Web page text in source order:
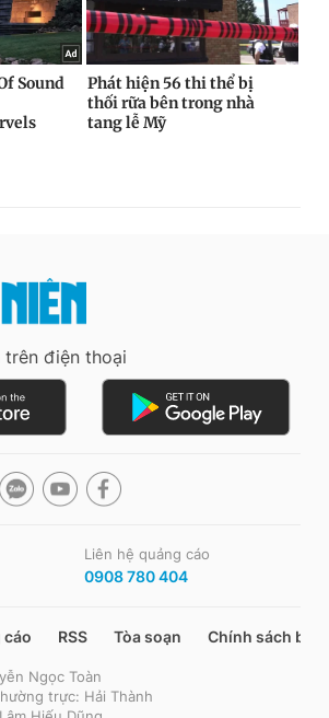
điện thoại
Liên hệ quảng cáo
0908 780 404
cáo RSS Tòa soạn Chính sách bảo
Ngọc Toàn
trực: Hải Thành